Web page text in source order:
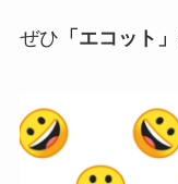
ぜひ 「エコット」